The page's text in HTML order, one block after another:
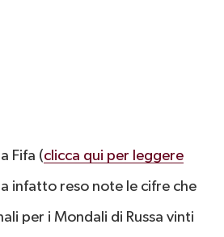
Fifa (clicca qui per leggere
infatto reso note le cifre che
per i Mondali di Russa vinti